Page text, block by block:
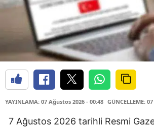
YAYINLAMA: 07 Ağustos 2026 - 00:48 GÜNCELLEME:
7 Ağustos 2026 tarihli Resmi